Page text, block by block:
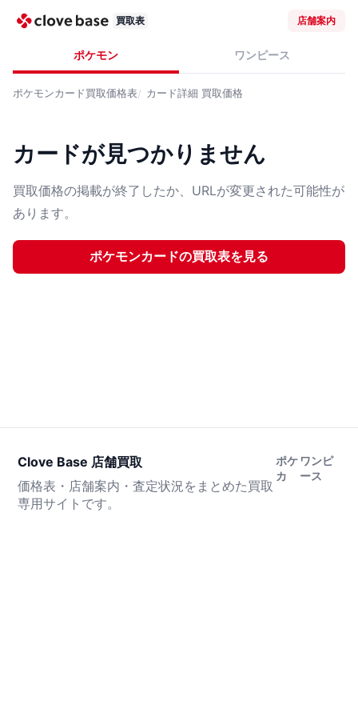
買取表 店舗案内
ポケモン ワンピース
ポケモンカード買取価格表 カード詳細 買取価格
カードが見つかりません
買取価格の掲載が終了したか、URLが変更された可能性が
あります。
ポケモンカードの買取表を見る
Clove Base 店舗買取
価格表・店舗案内・査定状況をまとめた買取
専用サイトです。
ポケ
カ
ワンピ
ース